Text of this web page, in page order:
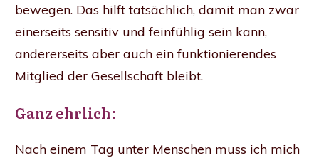
bewegen. Das hilft tatsächlich, damit man zwar
einerseits sensitiv und feinfühlig sein kann,
andererseits aber auch ein funktionierendes
Mitglied der Gesellschaft bleibt.
Ganz ehrlich:
Nach einem Tag unter Menschen muss ich mich